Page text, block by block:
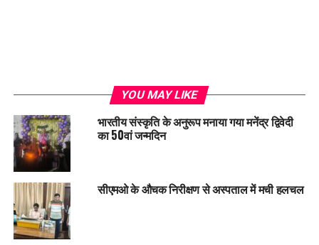
YOU MAY LIKE
भारतीय संस्कृति के अनुरूप मनाया गया मनेंद्र द्विवेदी
का 50वां जन्मदिन
सीएमओ के औचक निरीक्षण से अस्पताल में मची हलचल